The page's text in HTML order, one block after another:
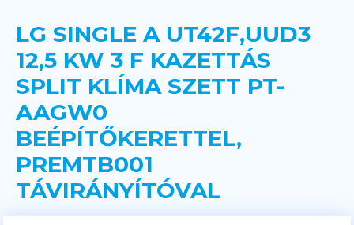
LG SINGLE A UT42F,UUD3
12,5 KW 3 F KAZETTÁS
SPLIT KLÍMA SZETT PT-
AAGW0
BEÉPÍTŐKERETTEL,
PREMTB001
TÁVIRÁNYÍTÓVAL